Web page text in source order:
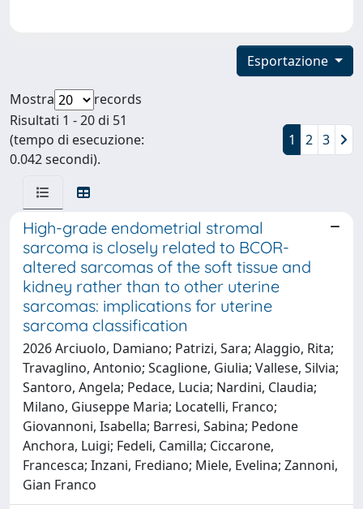
Esportazione
Mostra
records
Risultati 1 - 20 di 51
(tempo di esecuzione:
0.042 secondi).
1 2 3
High-grade endometrial stromal
sarcoma is closely related to BCOR-
altered sarcomas of the soft tissue and
kidney rather than to other uterine
sarcomas: implications for uterine
sarcoma classification
2026 Arciuolo, Damiano; Patrizi, Sara; Alaggio, Rita;
Travaglino, Antonio; Scaglione, Giulia; Vallese, Silvia;
Santoro, Angela; Pedace, Lucia; Nardini, Claudia;
Milano, Giuseppe Maria; Locatelli, Franco;
Giovannoni, Isabella; Barresi, Sabina; Pedone
Anchora, Luigi; Fedeli, Camilla; Ciccarone,
Francesca; Inzani, Frediano; Miele, Evelina; Zannoni,
Gian Franco